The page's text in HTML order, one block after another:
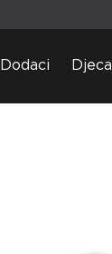
Dodaci Djeca